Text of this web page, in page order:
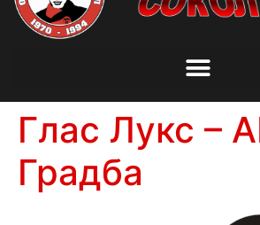
Глас Лукс –
Градба